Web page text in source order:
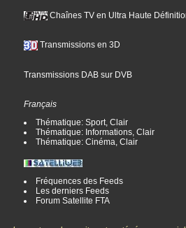
Chaînes TV en Ultra Haute
Transmissions en 3D
Transmissions DAB sur DVB
Français
Thématique: Sport, Clair
Thématique: Informations, Clair
Thématique: Cinéma, Clair
Fréquences des Feeds
Les derniers Feeds
Forum Satellite FTA